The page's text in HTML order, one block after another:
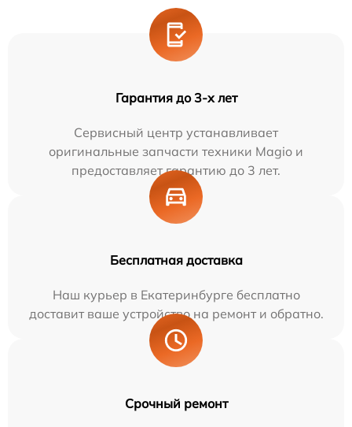
Гарантия до 3-х лет
Сервисный центр устанавливает
оригинальные запчасти техники Magio и
предоставляет гарантию до 3 лет.
Бесплатная доставка
Наш курьер в Екатеринбурге бесплатно
доставит ваше устройство на ремонт и обратно.
Срочный ремонт